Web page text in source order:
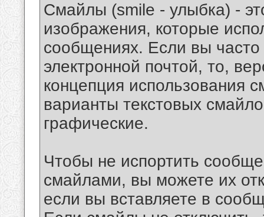
Смайлы (smile - улыбка) -
изображения, которые
сообщениях. Если вы часто
электронной почтой, то,
концепция использования
варианты текстовых
графические.
Чтобы не испортить
смайлами, вы можете их
если вы вставляете в